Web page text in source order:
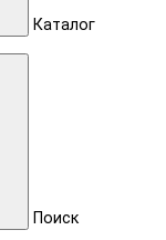
Каталог
Поиск